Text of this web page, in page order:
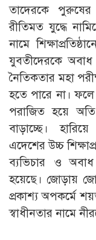
তাদেরকে পুরুষের
রীতিমত যুদ্ধে
নামে
যুবতীদেরকে
নৈতিকতার মহা
হতে পারে না। ফলে
পরাজিত হয়ে
বাড়াচ্ছে।
এদেশের উচ্চ
ব্যভিচার ও অবাধ
হয়েছে। জোড়ায়
প্রকাশ্য অপকর্মে
স্বাধীনতার নামে